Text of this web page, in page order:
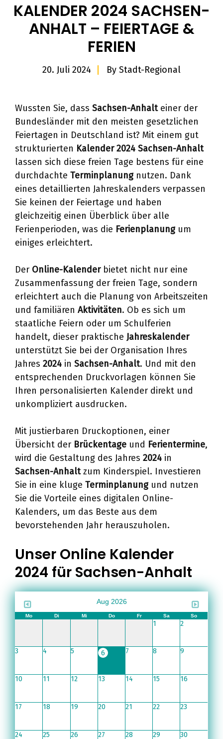
KALENDER 2024 SACHSEN-
ANHALT – FEIERTAGE &
FERIEN
20. Juli 2024 By Stadt-Regional
Wussten Sie, dass Sachsen-Anhalteiner der
Bundesländer mit den meisten gesetzlichen
Feiertagen in Deutschland ist? Mit einem gut
strukturierten Kalender 2024 Sachsen-Anhalt
lassen sich diese freien Tage bestens für eine
durchdachte Terminplanungnutzen. Dank
eines detaillierten Jahreskalenders verpassen
Sie keinen der Feiertage und haben
gleichzeitig einen Überblick über alle
Ferienperioden, was die Ferienplanungum
einiges erleichtert.
Der Online-Kalenderbietet nicht nur eine
Zusammenfassung der freien Tage, sondern
erleichtert auch die Planung von Arbeitszeiten
und familiären Aktivitäten. Ob es sich um
staatliche Feiern oder um Schulferien
handelt, dieser praktische Jahreskalender
unterstützt Sie bei der Organisation Ihres
Jahres 2024 in Sachsen-Anhalt. Und mit den
entsprechenden Druckvorlagen können Sie
Ihren personalisierten Kalender direkt und
unkompliziert ausdrucken.
Mit justierbaren Druckoptionen, einer
Übersicht der Brückentage und Ferientermine,
wird die Gestaltung des Jahres 2024 in
Sachsen-Anhaltzum Kinderspiel. Investieren
Sie in eine kluge Terminplanungund nutzen
Sie die Vorteile eines digitalen Online-
Kalenders, um das Beste aus dem
bevorstehenden Jahr herauszuholen.
Unser Online Kalender
2024 für Sachsen-Anhalt
Aug 2026
Mo Di Mi Do Fr Sa So
1 2
3 4 5 6 7 8 9
10 11 12 13 14 15 16
17 18 19 20 21 22 23
24 25 26 27 28 29 30